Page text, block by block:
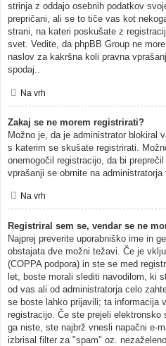
strinja z oddajo osebnih podatkov
prepričani, ali se to tiče vas kot
strani, na kateri poskušate z
svet. Vedite, da phpBB Group ne
naslov za kakršna koli pravna
spodaj..
Na vrh
Zakaj se ne morem registrirati?
Možno je, da je administrator blokiral
s katerim se skušate registrirati.
onemogočil registracijo, da bi
vprašanji se obrnite na administratorja
Na vrh
Registriral sem se, vendar se ne
Najprej preverite uporabniško ime in
obstajata dve možni težavi. Če je
(COPPA podpora) in ste se med
let, boste morali slediti navodilom, ki
od vas ali od administratorja celo
se boste lahko prijavili; ta informacija
registracijo. Če ste prejeli
ga niste, ste najbrž vnesli napačni e-
izbrisal filter za "spam" oz.